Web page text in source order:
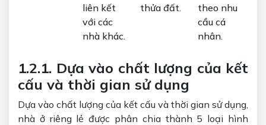
liên kết
với các
nhà khác.
thửa đất.
theo nhu
cầu cá
nhân.
1.2.1. Dựa vào chất lượng của kết
cấu và thời gian sử dụng
Dựa vào chất lượng của kết cấu và thời gian sử dụng,
nhà ở riêng lẻ được phân chia thành 5 loại hình